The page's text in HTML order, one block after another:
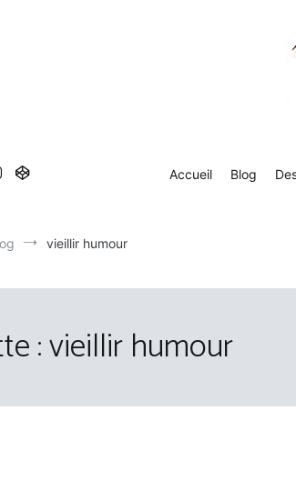
Accueil Blog
vieillir humour
:vieillir humour